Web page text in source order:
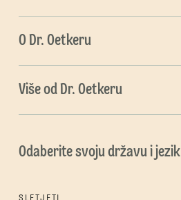
O Dr. Oetkeru
Više od Dr. Oetkeru
Odaberite svoju državu i jezik